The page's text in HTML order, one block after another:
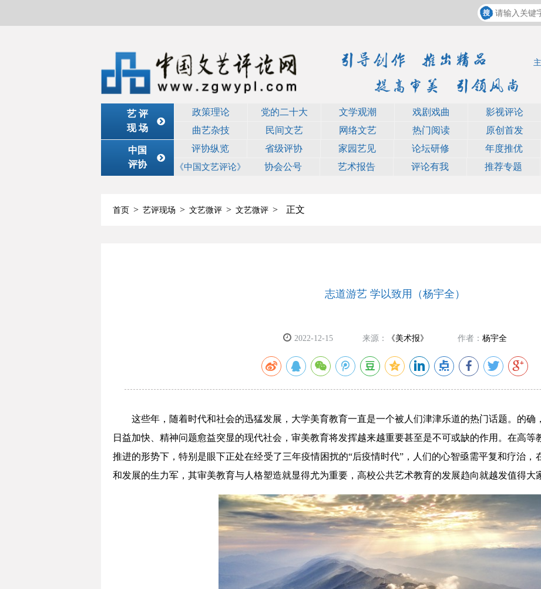
艺 评
现 场
政策理论 党的二十大 文学观潮 戏剧戏曲 影视评论
曲艺杂技
民间文艺 网络文艺 热门阅读 原创首发
中国
评协
评协纵览 省级评协 家园艺见 论坛研修 年度推优
《中国文艺评论》 协会公号 艺术报告 评论有我 推荐专题
首页 > 艺评现场 > 文艺微评 > 文艺微评 > 正文
志道游艺 学以致用（杨宇全）
2022-12-15 来源： 《美术报》 作者： 杨宇全
这些年，随着时代和社会的迅猛发展，大学美育教育一直是一个被人们津津乐道的热门话题。的确
日益加快、精神问题愈益突显的现代社会，审美教育将发挥越来越重要甚至是不可或缺的作用。在高
推进的形势下，特别是眼下正处在经受了三年疫情困扰的“后疫情时代”，人们的心智亟需平复和疗治，
和发展的生力军，其审美教育与人格塑造就显得尤为重要，高校公共艺术教育的发展趋向就越发值得大